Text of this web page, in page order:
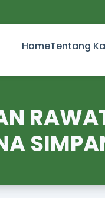
HomeTentang